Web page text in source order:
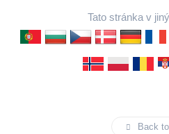
Tato stránka v
Back